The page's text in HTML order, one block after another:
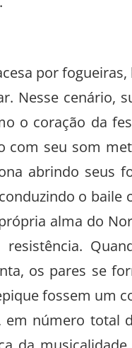
por
Nesse cenário,
o coração da
com seu som
abrindo seus
o baile
alma do
os pares se
fossem um
em número total